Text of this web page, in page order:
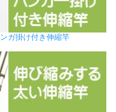
ガ掛け付き伸縮竿